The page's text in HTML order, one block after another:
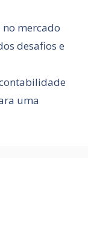
no mercado
desafios e
uma